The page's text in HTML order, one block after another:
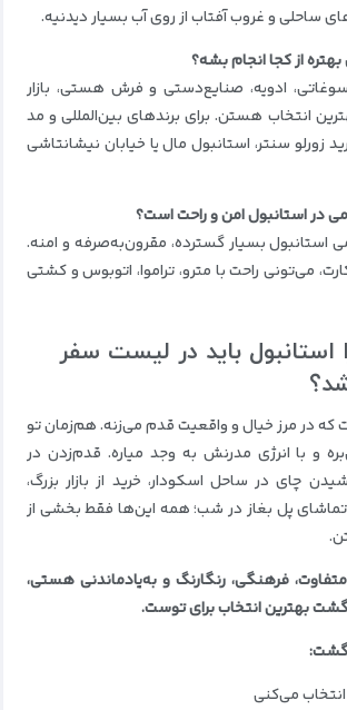
ساحلی و غروب آفتاب از روی آب بسیار دیدنیه.
ادویه، صنایع‌دستی و فرش هستی، بازار
انتخاب هستن. برای برندهای بین‌المللی و مد
زورلو سنتر، استانبول مال یا خیابان نیشانتاشی
استانبول بسیار گسترده، مقرون‌به‌صرفه و امنه.
می‌تونی راحت با مترو، تراموا، اتوبوس و کشتی
استانبول باید در لیست سفر
در مرز خیال و واقعیت قدم می‌زنه. هم‌زمان تو
و با انرژی مدرنش به وجد میاره. قدم‌زدن در
چای در ساحل اسکودار، خرید از بازار بزرگ،
تماشای پل بغاز در شب؛ همه این‌ها فقط بخشی از
فرهنگی، رنگارنگ و به‌یادماندنی هستی،
بهترین انتخاب برای توست.
می‌کنی